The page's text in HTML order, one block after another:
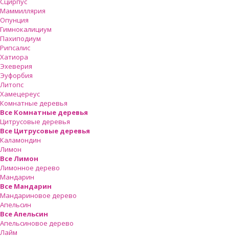
Маммиллярия
Опунция
Гимнокалициум
Пахиподиум
Рипсалис
Хатиора
Эхеверия
Эуфорбия
Литопс
Хамецереус
Комнатные деревья
Все Комнатные деревья
Цитрусовые деревья
Все Цитрусовые деревья
Каламондин
Лимон
Все Лимон
Лимонное дерево
Мандарин
Все Мандарин
Мандариновое дерево
Апельсин
Все Апельсин
Апельсиновое дерево
Лайм